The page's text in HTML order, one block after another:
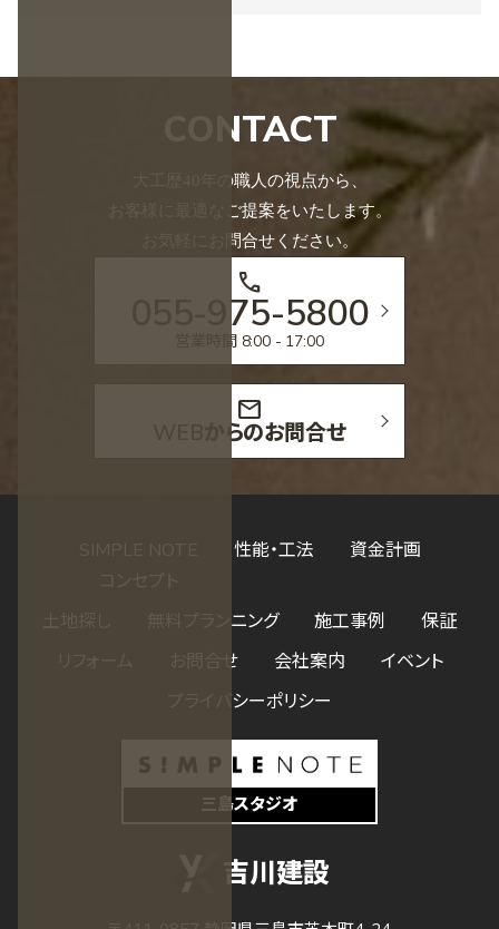
CONTACT
大工歴40年の職人の視点から、
お客様に最適なご提案をいたします。
お気軽にお問合せください。
call
055-975-5800
営業時間 8:00 - 17:00
mail
WEBからのお問合せ
性能・工法 資金計画
無料プランニング 施工事例
保証
お問合せ 会社案内
イベント
プライバシーポリシー
三島スタジオ
吉川建設